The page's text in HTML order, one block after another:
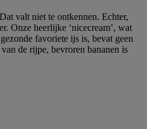
valt niet te ontkennen. Echter,
Onze heerlijke ‘nicecream’, wat
favoriete ijs is, bevat geen
de rijpe, bevroren bananen is